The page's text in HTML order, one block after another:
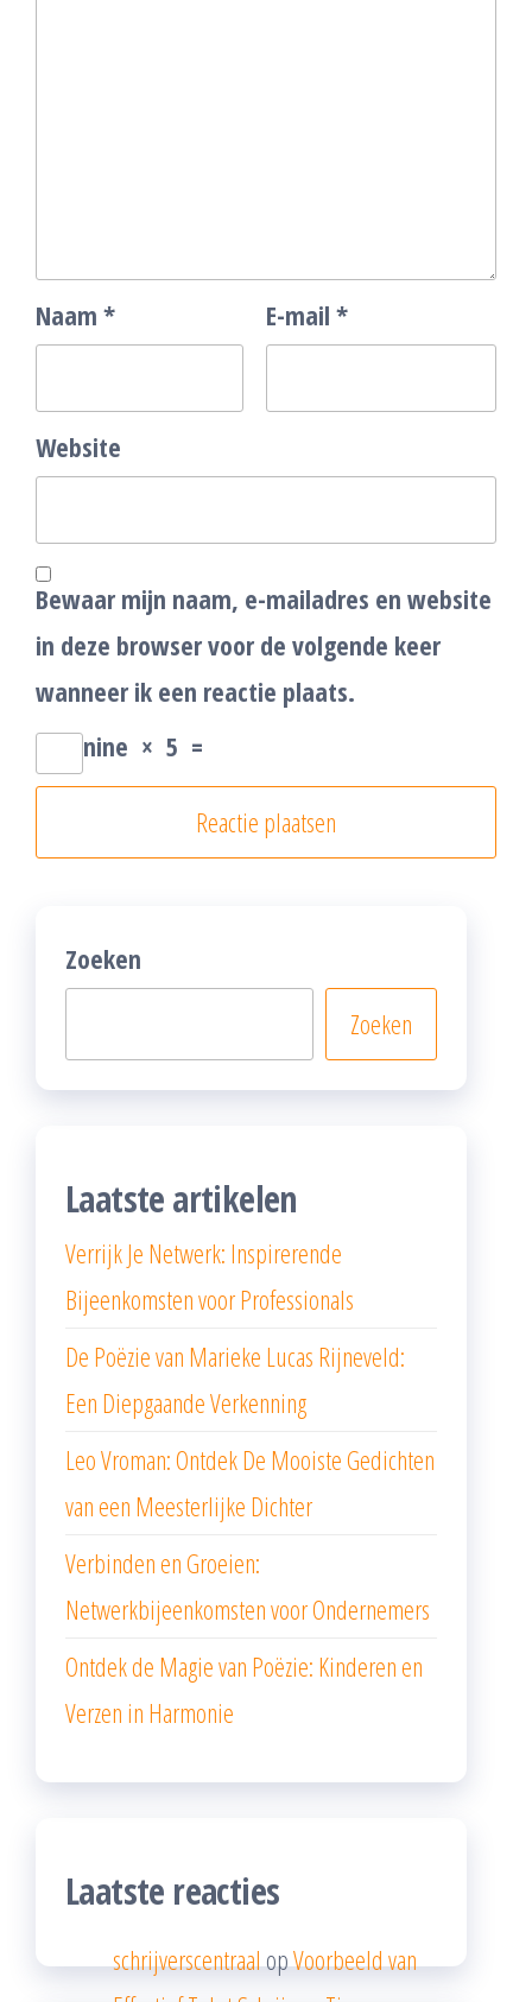
Naam * E-mail *
Website
Bewaar mijn naam, e-mailadres en website
in deze browser voor de volgende keer
wanneer ik een reactie plaats.
nine × 5 =
Zoeken
Zoeken
Laatste artikelen
Verrijk Je Netwerk: Inspirerende
Bijeenkomsten voor Professionals
De Poëzie van Marieke Lucas Rijneveld:
Een Diepgaande Verkenning
Leo Vroman: Ontdek De Mooiste Gedichten
van een Meesterlijke Dichter
Verbinden en Groeien:
Netwerkbijeenkomsten voor Ondernemers
Ontdek de Magie van Poëzie: Kinderen en
Verzen in Harmonie
Laatste reacties
schrijverscentraalopVoorbeeld van